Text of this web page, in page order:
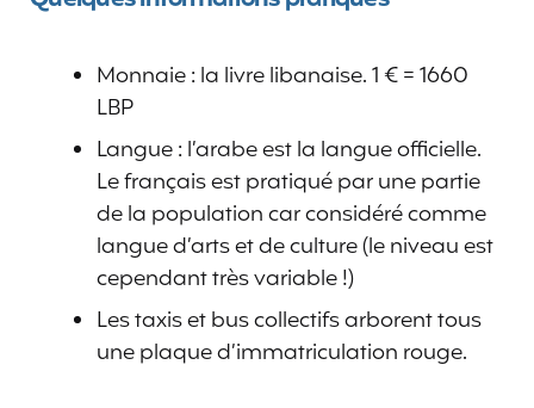
Monnaie : la livre libanaise. 1 € = 1660
LBP
Langue : l’arabe est la langue officielle.
Le français est pratiqué par une partie
de la population car considéré comme
langue d’arts et de culture (le niveau est
cependant très variable !)
Les taxis et bus collectifs arborent tous
une plaque d’immatriculation rouge.